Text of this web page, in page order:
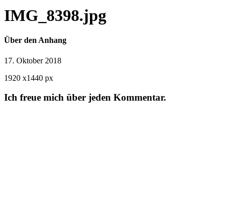
IMG_8398.jpg
Über den Anhang
17. Oktober 2018
1920 x1440 px
Ich freue mich über jeden Kommentar.